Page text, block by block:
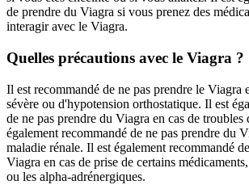
de prendre du Viagra si vous prenez des
interagir avec le Viagra.
Quelles précautions avec le Viagra ?
Il est recommandé de ne pas prendre le Viagra
sévère ou d'hypotension orthostatique. Il est
de ne pas prendre du Viagra en cas de troubles
également recommandé de ne pas prendre du
maladie rénale. Il est également recommandé
Viagra en cas de prise de certains
ou les alpha-adrénergiques.